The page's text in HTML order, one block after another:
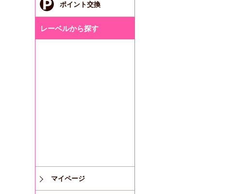
ポイント交換
レーベルから探す
マイページ